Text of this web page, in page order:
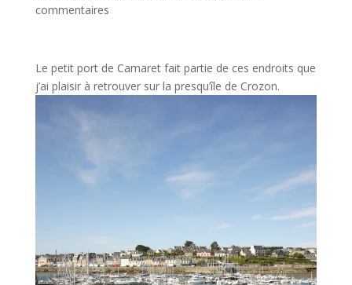
commentaires
Le petit port de Camaret fait partie de ces endroits que
j’ai plaisir à retrouver sur la presqu’île de Crozon.